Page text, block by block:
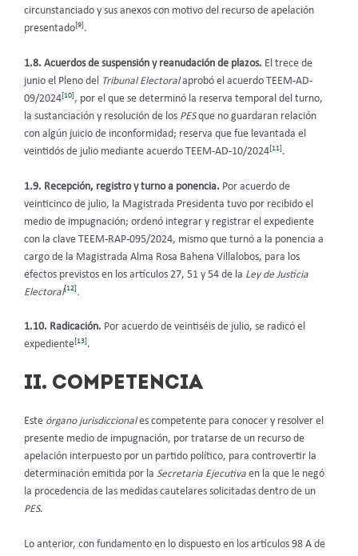
circunstanciado y sus anexos con motivo del recurso de apelación
presentado[9].
1.8. Acuerdos de suspensión y reanudación de plazos. El trece de
junio el Pleno del
Tribunal Electoralaprobó el acuerdo TEEM-AD-
09/2024[10], por el que se determinó la reserva temporal del turno,
la sustanciación y resolución de los PESque no guardaran relación
con algún juicio de inconformidad; reserva que fue levantada el
veintidós de julio mediante acuerdo TEEM-AD-10/2024[11].
1.9. Recepción, registro y turno a ponencia. Por acuerdo de
veinticinco de julio, la Magistrada Presidenta tuvo por recibido el
medio de impugnación; ordenó integrar y registrar el expediente
con la clave TEEM-RAP-095/2024, mismo que turnó a la ponencia a
cargo de la Magistrada Alma Rosa Bahena Villalobos, para los
efectos previstos en los artículos 27, 51 y 54 de la Ley de Justicia
Electoral[12] .
1.10. Radicación. Por acuerdo de veintiséis de julio, se radicó el
expediente[13].
II. COMPETENCIA
Este órgano jurisdiccionales competente para conocer y resolver el
presente medio de impugnación, por tratarse de un recurso de
apelación interpuesto por un partido político, para controvertir la
determinación emitida por la Secretaria Ejecutiva en la que le negó
la procedencia de las medidas cautelares solicitadas dentro de un
PES.
Lo anterior, con fundamento en lo dispuesto en los artículos 98 A de